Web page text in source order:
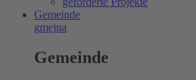
Gemeinde
gmejna
Gemeinde